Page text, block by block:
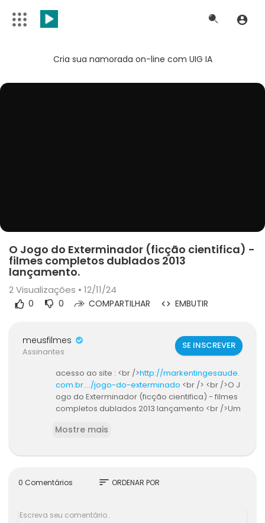
Cria sua namorada on-line com UIG IA
O Jogo do Exterminador (ficção cientifica) -
filmes completos dublados 2013
lançamento.
2Visualizações • 12/11/24
0 0 COMPARTILHAR EMBUTIR
meusfilmes
Assinantes
SE INSCREVER
acesso ao site : <br />http://markentingesaude.
com.br..../jogo-do-exterminado <br /> <br />O J
ogo do Exterminador (ficção cientifica) - filmes
completos dublados 2013 lançamento <br />Um
dade de um ataque alienígena. <br />Elenco: H
Mostre mais
0 Comentários sort ORDENAR POR